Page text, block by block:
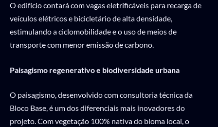
O edifício contará com vagas eletrificáveis para recarga de
veículos elétricos e bicicletário de alta densidade,
estimulando a ciclomobilidade e o uso de meios de
transporte com menor emissão de carbono.
Paisagismo regenerativo e biodiversidade urbana
O paisagismo, desenvolvido com consultoria técnica da
Bloco Base, é um dos diferenciais mais inovadores do
projeto. Com vegetação 100% nativa do bioma local, o